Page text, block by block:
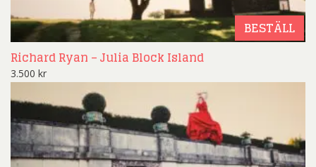
BESTÄLL
Richard Ryan – Julia Block Island
3.500 kr